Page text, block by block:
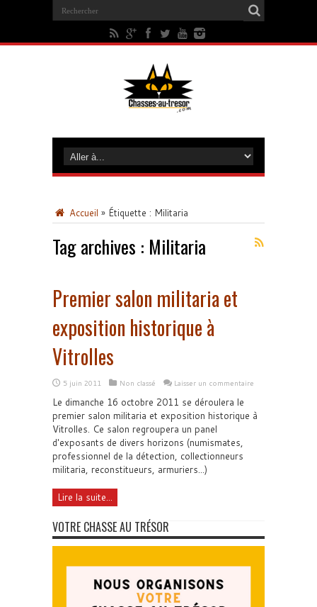
Accueil » Étiquette : Militaria
Tag archives : Militaria
Premier salon militaria et
exposition historique à
Vitrolles
5 juin 2011 Non classé Laisser un commentaire
Le dimanche 16 octobre 2011 se déroulera le
premier salon militaria et exposition historique à
Vitrolles. Ce salon regroupera un panel
d'exposants de divers horizons (numismates,
professionnel de la détection, collectionneurs
militaria, reconstitueurs, armuriers...)
Lire la suite...
VOTRE CHASSE AU TRÉSOR